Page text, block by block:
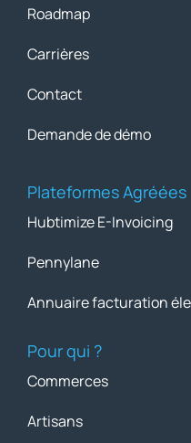
Roadmap
Carrières
Contact
Demande de démo
Plateformes Agréées
Hubtimize E-Invoicing
Pennylane
Annuaire facturation
Pour qui ?
Commerces
Artisans